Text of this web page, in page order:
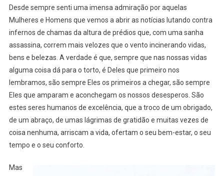
Desde sempre senti uma imensa admiração por aquelas
Mulheres e Homens que vemos a abrir as notícias lutando contra
infernos de chamas da altura de prédios que, com uma sanha
assassina, correm mais velozes que o vento incinerando vidas,
bens e belezas. A verdade é que, sempre que nas nossas vidas
alguma coisa dá para o torto, é Deles que primeiro nos
lembramos, são sempre Eles os primeiros a chegar, são sempre
Eles que amparam e aconchegam os nossos desesperos. São
estes seres humanos de excelência, que a troco de um obrigado,
de um abraço, de umas lágrimas de gratidão e muitas vezes de
coisa nenhuma, arriscam a vida, ofertam o seu bem-estar, o seu
tempo e o seu conforto.
Mas